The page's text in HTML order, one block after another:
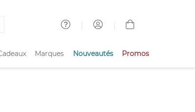
Marques Nouveautés Promos